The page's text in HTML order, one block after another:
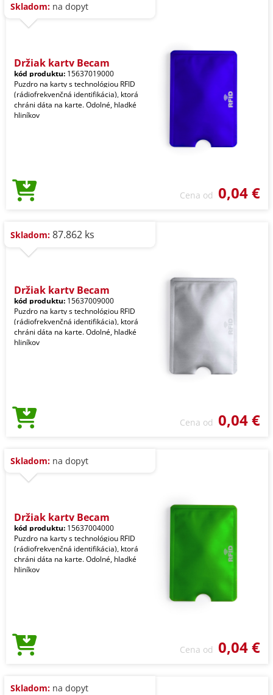
Skladom: na dopyt
Držiak karty Becam
kód produktu: 15637019000
Puzdro na karty s technológiou RFID
(rádiofrekvenčná identifikácia), ktorá
chráni dáta na karte. Odolné, hladké
hliníkov
Cena od 0,04 €
Skladom: 87.862 ks
Držiak karty Becam
kód produktu: 15637009000
Puzdro na karty s technológiou RFID
(rádiofrekvenčná identifikácia), ktorá
chráni dáta na karte. Odolné, hladké
hliníkov
Cena od 0,04 €
Skladom: na dopyt
Držiak karty Becam
kód produktu: 15637004000
Puzdro na karty s technológiou RFID
(rádiofrekvenčná identifikácia), ktorá
chráni dáta na karte. Odolné, hladké
hliníkov
Cena od 0,04 €
Skladom: na dopyt